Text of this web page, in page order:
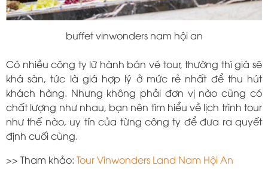
buffet vinwonders nam hội an
Có nhiều công ty lữ hành bán vé tour, thường thì giá sẽ
khá sàn, tức là giá hợp lý ở mức rẻ nhất để thu hút
khách hàng. Nhưng không phải đơn vị nào cũng có
chất lượng như nhau, bạn nên tìm hiểu về lịch trình tour
như thế nào, uy tín của từng công ty để đưa ra quyết
định cuối cùng.
>> Tham khảo: Tour Vinwonders Land Nam Hội An